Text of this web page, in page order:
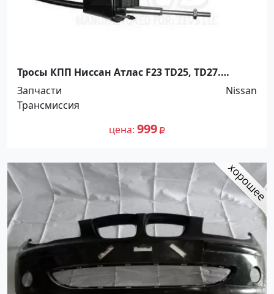
Тросы КПП Ниссан Атлас F23 TD25, TD27.
Распродажа! До -100%! Краснодар
Запчасти
Nissan
Трансмиссия
цена 999